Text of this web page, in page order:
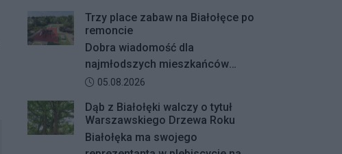
Trzy place zabaw na Białołęce po
remoncie
Dobra wiadomość dla
najmłodszych mieszkańców
Białołęki i ich rodziców.
nawierzchni na trzech placach
zabaw – przy ulicach
Kiersnowskiego, Ruskowy Bród i
Data dodania artykułu:
05.08.2026
Dąb z Białołęki walczy o tytuł
Warszawskiego Drzewa Roku
Białołęka ma swojego